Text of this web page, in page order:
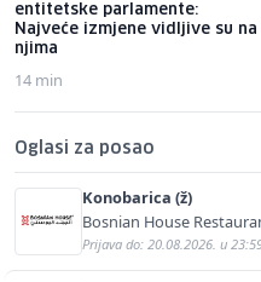
entitetske parlamente:
Najveće izmjene vidljive su na
njima
14 min
Oglasi za posao
Konobarica (ž)
Bosnian House
Prijava do: 20.08.2026. u